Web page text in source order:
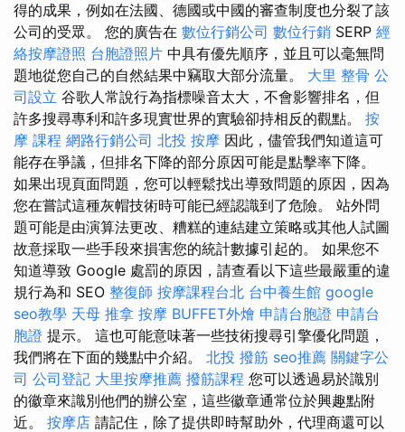
得的成果，例如在法國、德國或中國的審查制度也分裂了該
公司的受眾。 您的廣告在 數位行銷公司 數位行銷 SERP 經
絡按摩證照 台胞證照片 中具有優先順序，並且可以毫無問
題地從您自己的自然結果中竊取大部分流量。 大里 整骨 公
司設立 谷歌人常說行為指標噪音太大，不會影響排名，但
許多搜尋專利和許多現實世界的實驗卻持相反的觀點。 按
摩 課程 網路行銷公司 北投 按摩 因此，儘管我們知道這可
能存在爭議，但排名下降的部分原因可能是點擊率下降。
如果出現頁面問題，您可以輕鬆找出導致問題的原因，因為
您在嘗試這種灰帽技術時可能已經認識到了危險。 站外問
題可能是由演算法更改、糟糕的連結建立策略或其他人試圖
故意採取一些手段來損害您的統計數據引起的。 如果您不
知道導致 Google 處罰的原因，請查看以下這些最嚴重的違
規行為和 SEO 整復師 按摩課程台北 台中養生館 google
seo教學 天母 推拿 按摩 BUFFET外燴 申請台胞證 申請台
胞證 提示。 這也可能意味著一些技術搜尋引擎優化問題，
我們將在下面的幾點中介紹。 北投 撥筋 seo推薦 關鍵字公
司 公司登記 大里按摩推薦 撥筋課程 您可以透過易於識別
的徽章來識別他們的辦公室，這些徽章通常位於興趣點附
近。 按摩店 請記住，除了提供即時幫助外，代理商還可以